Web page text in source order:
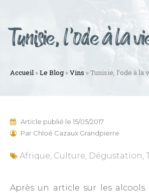
Tunisie, l’ode à la
Accueil »Le Blog »Vins »Tunisie, l’ode à la
Article publié le15/05/2017
Par Chloé Cazaux Grandpierre
Afrique, Culture, Dégustation,
Après un article sur les alcools